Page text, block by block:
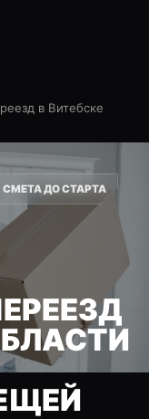
в Витебске
СМЕТА ДО СТАРТА